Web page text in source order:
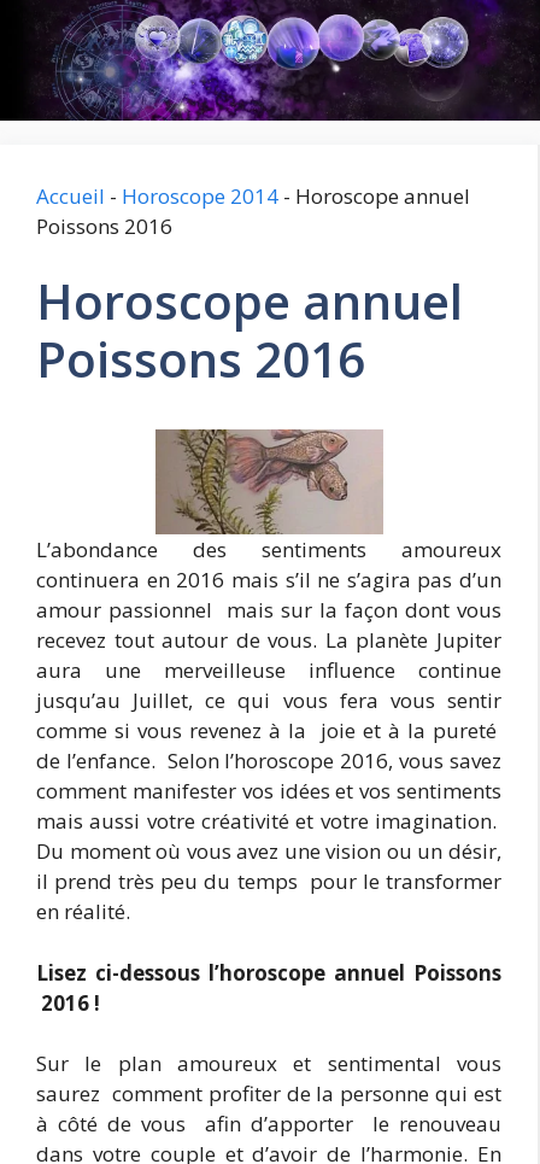
contenu
Accueil - Horoscope 2014 - Horoscope annuel
Poissons 2016
Horoscope annuel
Poissons 2016
L’abondance des sentiments amoureux
continuera en 2016 mais s’il ne s’agira pas d’un
amour passionnel mais sur la façon dont vous
recevez tout autour de vous. La planète Jupiter
aura une merveilleuse influence continue
jusqu’au Juillet, ce qui vous fera vous sentir
comme si vous revenez à la joie et à la pureté
de l’enfance. Selon l’horoscope 2016, vous savez
comment manifester vos idées et vos sentiments
mais aussi votre créativité et votre imagination.
Du moment où vous avez une vision ou un désir,
il prend très peu du temps pour le transformer
en réalité.
Lisez ci-dessous l’horoscope annuel Poissons
2016 !
Sur le plan amoureux et sentimental vous
saurez comment profiter de la personne qui est
à côté de vous afin d’apporter le renouveau
dans votre couple et d’avoir de l’harmonie. En